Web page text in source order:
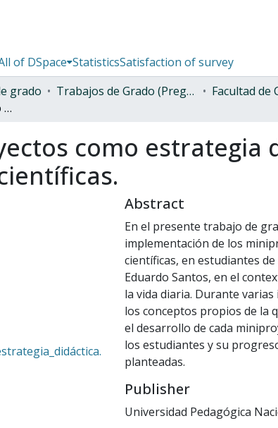
of DSpace StatisticsSatisfaction of survey
grado Trabajos de Grado (Pregrado)
Los miniproyectos como estrategia didáctica para el desarrollo de habilidades científicas.
como estrategia
Abstract
En el presente trabajo de
implementación de los
científicas, en estudiantes
Eduardo Santos, en el
la vida diaria. Durante
los conceptos propios de la
el desarrollo de cada
los estudiantes y su
planteadas.
Publisher
Universidad Pedagógica